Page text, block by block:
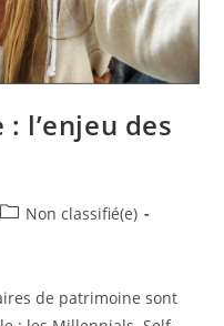
l’enjeu des
Non classifié(e)
de patrimoine sont